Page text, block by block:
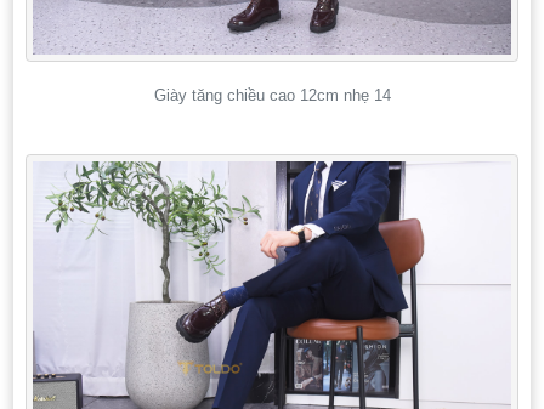
Giày tăng chiều cao 12cm nhẹ 14